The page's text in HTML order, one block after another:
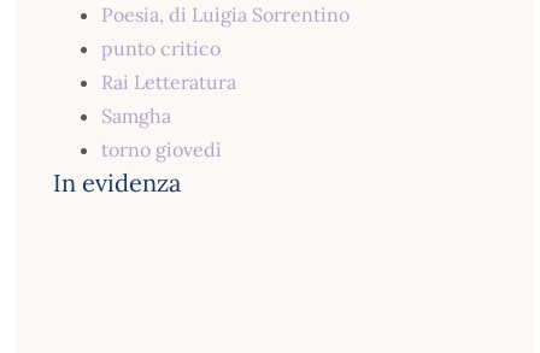
Poesia, di Luigia Sorrentino
punto critico
Rai Letteratura
Samgha
torno giovedì
In evidenza